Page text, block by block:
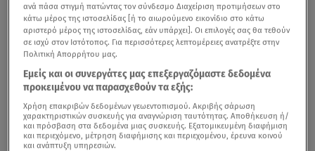
ανά πάσα στιγμή πατώντας τον σύνδεσμο Διαχείριση προτιμήσεων στο
κάτω μέρος της ιστοσελίδας [ή το αιωρούμενο εικονίδιο στο κάτω
αριστερό μέρος της ιστοσελίδας, εάν υπάρχει]. Οι επιλογές σας θα τεθούν
σε ισχύ στον Ιστότοπος. Για περισσότερες λεπτομέρειες ανατρέξτε στην
Πολιτική Απορρήτου μας.
Εμείς και οι συνεργάτες μας επεξεργαζόμαστε δεδομένα
προκειμένου να παρασχεθούν τα εξής:
Χρήση επακριβών δεδομένων γεωεντοπισμού. Ακριβής σάρωση
χαρακτηριστικών συσκευής για αναγνώριση ταυτότητας. Αποθήκευση ή/
και πρόσβαση στα δεδομένα μιας συσκευής. Εξατομικευμένη διαφήμιση
και περιεχόμενο, μέτρηση διαφήμισης και περιεχομένου, έρευνα κοινού
και ανάπτυξη υπηρεσιών.